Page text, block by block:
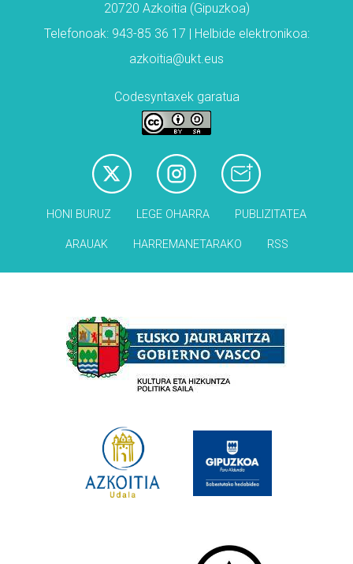
20720 Azkoitia (Gipuzkoa)
Telefonoak: 943-85 36 17 | Helbide elektronikoa:
azkoitia@ukt.eus
Codesyntaxek garatua
HONI BURUZ LEGE OHARRA PUBLIZITATEA
ARAUAK HARREMANETARAKO RSS